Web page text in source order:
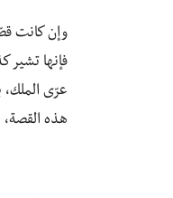
وإن كانت
فإنها تشير
عرّى الملك،
هذه القصة،